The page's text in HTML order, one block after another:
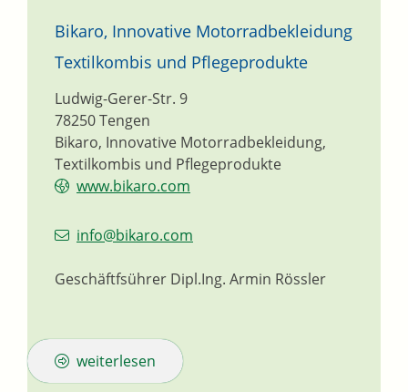
Bikaro, Innovative Motorradbekleidung
Textilkombis und Pflegeprodukte
Bikaro, Innovative Motorradbekleidung,
Textilkombis und Pflegeprodukte
Ludwig-Gerer-Str. 9
78250Tengen
www.bikaro.com
info@bikaro.com
Geschäftfsührer Dipl.Ing. Armin Rössler
weiterlesen